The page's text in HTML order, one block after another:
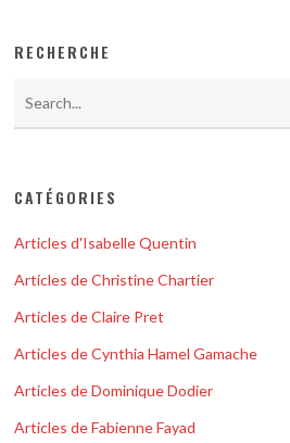
RECHERCHE
CATÉGORIES
Articles d'Isabelle Quentin
Articles de Christine Chartier
Articles de Claire Pret
Articles de Cynthia Hamel Gamache
Articles de Dominique Dodier
Articles de Fabienne Fayad